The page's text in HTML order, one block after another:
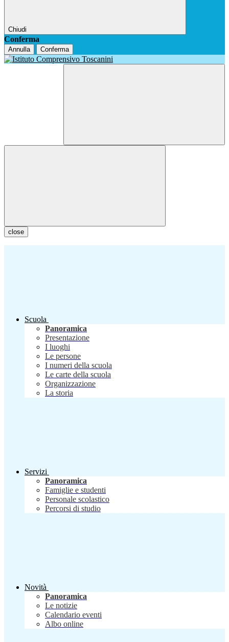
Chiudi
Conferma
Annulla Conferma
close
Scuola
Panoramica
Presentazione
I luoghi
Le persone
I numeri della scuola
Le carte della scuola
Organizzazione
La storia
Servizi
Panoramica
Famiglie e studenti
Personale scolastico
Percorsi di studio
Novità
Panoramica
Le notizie
Calendario eventi
Albo online